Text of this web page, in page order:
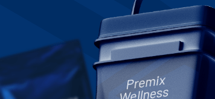
Pre
mix
I
m